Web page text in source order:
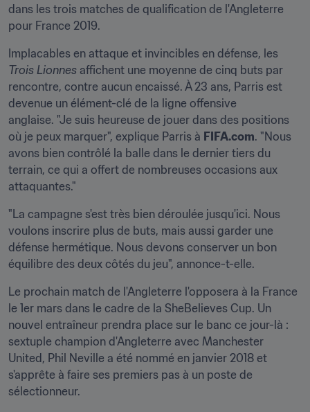
dans les trois matches de qualification de l'Angleterre
pour France 2019.
Trois Lionnes affichent une moyenne de cinq buts par
rencontre, contre aucun encaissé. À 23 ans, Parris est
devenue un élément-clé de la ligne offensive
anglaise. "Je suis heureuse de jouer dans des positions
où je peux marquer", explique Parris à FIFA.com. "Nous
avons bien contrôlé la balle dans le dernier tiers du
terrain, ce qui a offert de nombreuses occasions aux
attaquantes."
"La campagne s'est très bien déroulée jusqu'ici. Nous
voulons inscrire plus de buts, mais aussi garder une
défense hermétique. Nous devons conserver un bon
équilibre des deux côtés du jeu", annonce-t-elle.
Le prochain match de l'Angleterre l'opposera à la France
le 1er mars dans le cadre de la SheBelieves Cup. Un
nouvel entraîneur prendra place sur le banc ce jour-là :
sextuple champion d'Angleterre avec Manchester
United, Phil Neville a été nommé en janvier 2018 et
s'apprête à faire ses premiers pas à un poste de
sélectionneur.